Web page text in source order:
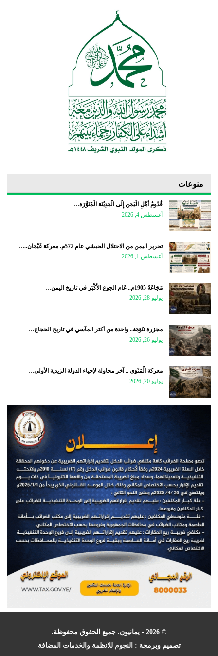
منوعات
قُدُومُ أَهْلِ الْيَمَن إِلَى الْمَدِيْنَة الْمُنَوَّرَة…
أغسطس 4, 2026
تحرير اليمن من الاحتلال الحبشي عام 572م. معركة غَيْمَان..…
أغسطس 1, 2026
مَجَاعَةُ 1905م.. عَام الجوع الأَكْبَر في تاريخ اليمن…
يوليو 28, 2026
مجزرة تَنُوْمَةَ.. واحدة من أكثر المآسي في تاريخ الحجاج…
يوليو 26, 2026
معركة الْمَنْوَى .. آخر محاولة لإحياء الدولة الزيدية الأولى…
يوليو 20, 2026
© 2026 - يمانيون. جميع الحقوق محفوظة.
تصميم وبرمجة : النجوم للانظمة والخدمات المضافة